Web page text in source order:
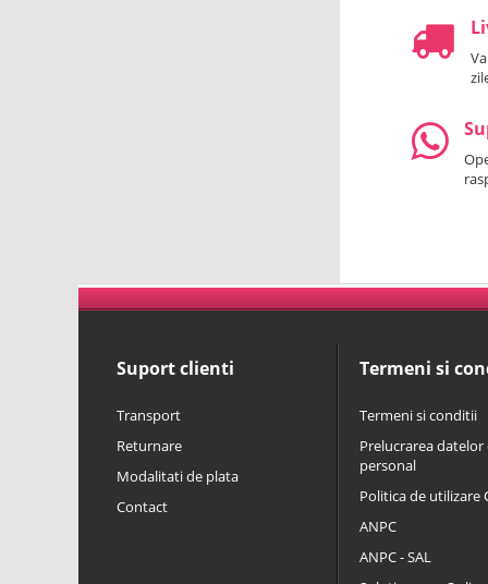
Suport clienti
Transport
Returnare
Modalitati de plata
Contact
Termeni si
Termeni si conditii
Prelucrarea datelor
personal
Politica de utilizare
ANPC
ANPC - SAL